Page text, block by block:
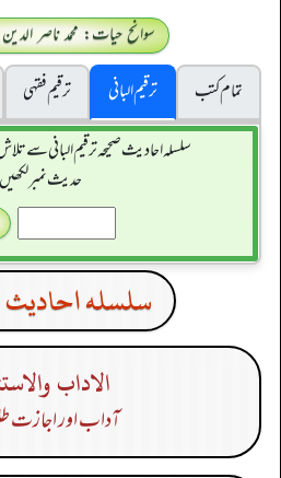
سوانح حیات: محمد ناصر الدین
تمام کتب
ترقیم البانی ترقيم فقہی
سلسله احاديث صحيحه ترقیم البانی سے
حدیث نمبر
سلسله
الاداب
آداب اور اجازت